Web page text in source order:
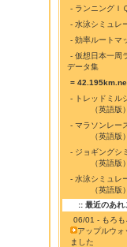
- ランニングＩ
- 水泳シミュレ
- 効率ルートマ
- 仮想日本一周
データ集
=
- トレッドミル
（英語版）
- マラソンレー
（英語版）
- ジョギングシ
（英語版）
- 水泳シミュレ
（英語版）
:: 最近のあれ
06/01 - もろも
アップルウォ
ました